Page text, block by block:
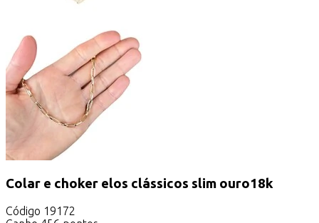
Colar e choker elos clássicos slim ouro18k
Código 19172